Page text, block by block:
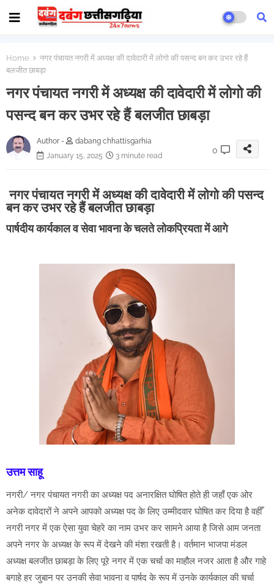
Home
नगर पंचायत नगरी में अध्यक्ष की दावेदारी में लोगो की पसन्द बन कर उभर रहे हैं
बलजीत छाबड़ा
नगर पंचायत नगरी में अध्यक्ष की दावेदारी में लोगो की
पसन्द बन कर उभर रहे हैं बलजीत छाबड़ा
Author -
dabang chhattisgarhia
January 15, 2025
3 minute read
0
नगर पंचायत नगरी में अध्यक्ष की दावेदारी में लोगो की पसन्द
बन कर उभर रहे हैं बलजीत छाबड़ा
पार्षदीय कार्यकाल व सेवा भावना के चलते लोकप्रियता में आगे
उत्तम साहू
नगरी/ नगर पंचायत नगरी का अध्यक्ष पद अनारक्षित घोषित होते ही जहाँ एक ओर
अनेक दावेदारों ने अपने आपको अध्यक्ष पद के लिए उम्मीदवार घोषित कर दिया है वहीँ
नगरी नगर में एक ऐसा युवा चेहरे का नाम उभर कर सामने आया है जिसे आम जनता
अपने नगर के अध्यक्ष के रूप में देखने की मंशा रखती है। वर्तमान भाजपा मंडल
अध्यक्ष बलजीत छाबड़ा के लिए पूरे नगर में एक चर्चा का माहौल नजर आता है और गाहे
बगाहे हर जुबान पर उनकी सेवा भावना व पार्षद के रूप में उनके कार्यकाल की चर्चा